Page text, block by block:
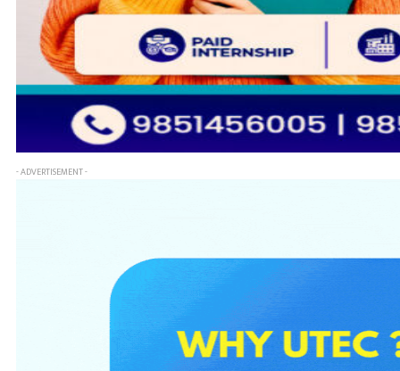
- ADVERTISEMENT -